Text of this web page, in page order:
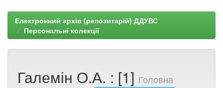
Електронний архів (репозитарій) ДДУВС
Персональні колекції
Галемін О.А. : [1] Головна